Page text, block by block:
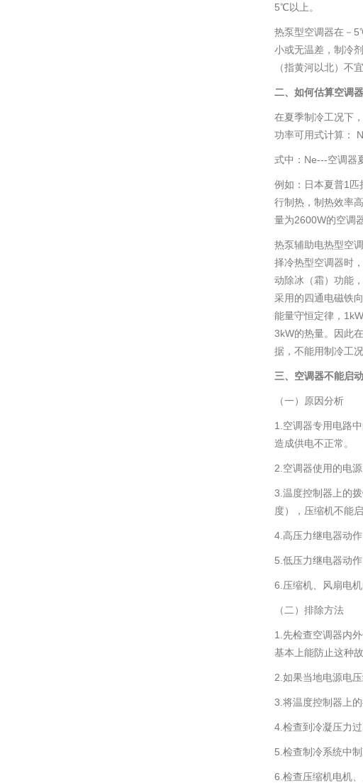
5℃以上。
热泵型空调器在－
小或无温差，制冷
（指黄河以北）不
二、如何估算空调
在夏季制冷工况下
功率可用式计算：
式中：Ne---空调器
例如：日本夏普1
行制热，制热效率
量为2600W的空调
热泵辅助电热型空
择冷热型空调器时
动除冰（霜）功能
采用的四通电磁铁
能量守恒定律，
3kW的热量。因此
据，不能用制冷工
三、空调器不能启
（一）原因分析
1.空调器专用电路
造成供电不正常。
2.空调器使用的电
3.温度控制器上的
度），压缩机不能启
4.高压力继电器动
5.低压力继电器动
6.压缩机、风扇电
（二）排除方法
1.先检查空调器内
基本上能防止这种故
2.如果当地电源电
3.将温度控制器上
4.检查到冷凝压力
5.检查制冷系统中
6.检查压缩机电机